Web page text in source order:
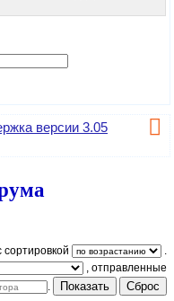
версии 3.05
Показать
Сброс